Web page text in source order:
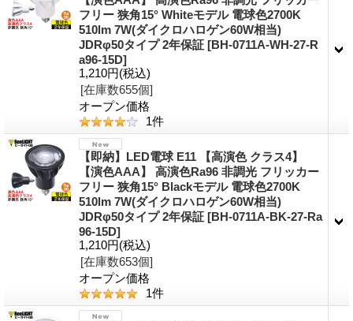
フリー 狭角15° Whiteモデル 電球色2700K
510lm 7W(ダイクロハロゲン60W相当)
JDRφ50タイプ 2年保証 [BH-0711A-WH-27-R
a96-15D]
1,210円(税込)
[在庫数655個]
オープン価格
1件
【即納】LED電球 E11 【高演色 クラス4】
【演色AAA】 高演色Ra96 非調光 フリッカー
フリー 狭角15° Blackモデル 電球色2700K
510lm 7W(ダイクロハロゲン60W相当)
JDRφ50タイプ 2年保証 [BH-0711A-BK-27-Ra
96-15D]
1,210円(税込)
[在庫数653個]
オープン価格
1件